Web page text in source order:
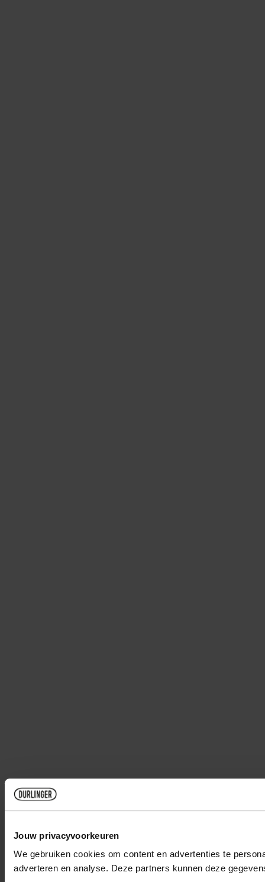
Jouw privacyvoorkeuren
We gebruiken cookies om content en advertenties te
adverteren en analyse. Deze partners kunnen deze